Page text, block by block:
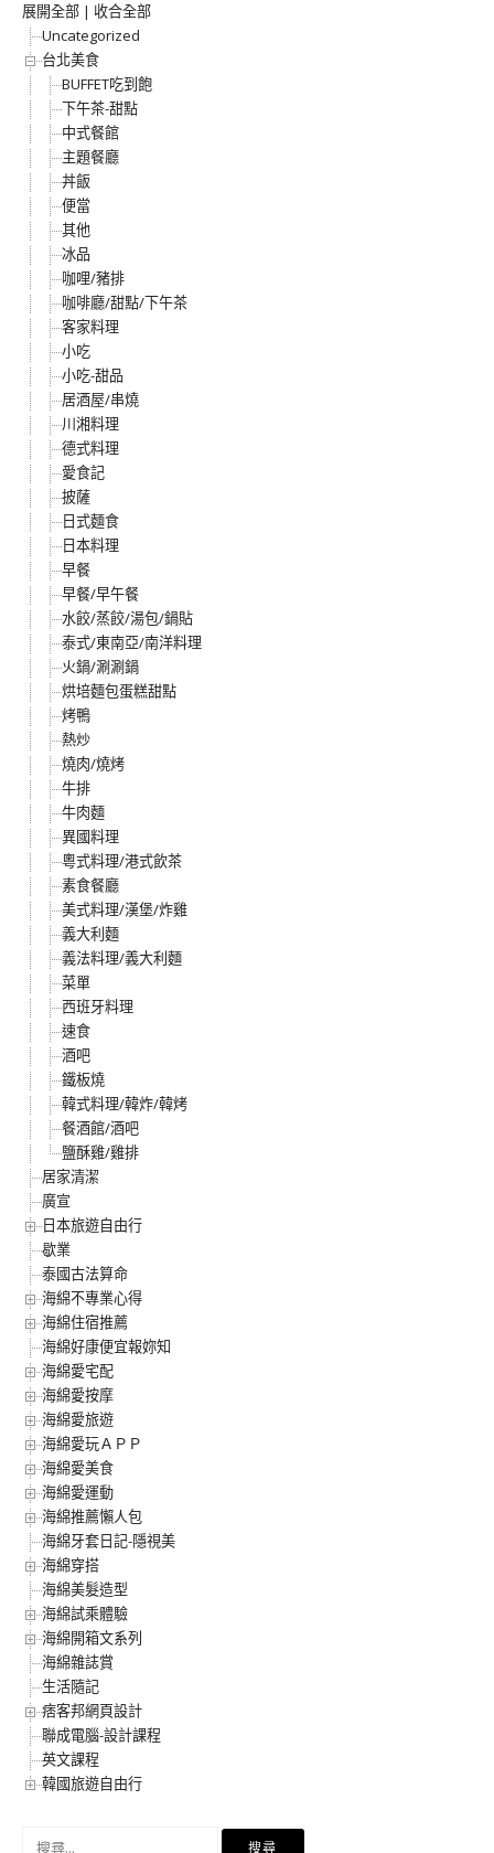
展開全部 | 收合全部
Uncategorized
台北美食
BUFFET吃到飽
下午茶-甜點
中式餐館
主題餐廳
丼飯
便當
其他
冰品
咖哩/豬排
咖啡廳/甜點/下午茶
客家料理
小吃
小吃-甜品
居酒屋/串燒
川湘料理
德式料理
愛食記
披薩
日式麵食
日本料理
早餐
早餐/早午餐
水餃/蒸餃/湯包/鍋貼
泰式/東南亞/南洋料理
火鍋/涮涮鍋
烘培麵包蛋糕甜點
烤鴨
熱炒
燒肉/燒烤
牛排
牛肉麵
異國料理
粵式料理/港式飲茶
素食餐廳
美式料理/漢堡/炸雞
義大利麵
義法料理/義大利麵
菜單
西班牙料理
速食
酒吧
鐵板燒
韓式料理/韓炸/韓烤
餐酒館/酒吧
鹽酥雞/雞排
居家清潔
廣宣
日本旅遊自由行
歇業
泰國古法算命
海綿不專業心得
海綿住宿推薦
海綿好康便宜報妳知
海綿愛宅配
海綿愛按摩
海綿愛旅遊
海綿愛玩ＡＰＰ
海綿愛美食
海綿愛運動
海綿推薦懶人包
海綿牙套日記-隱視美
海綿穿搭
海綿美髮造型
海綿試乘體驗
海綿開箱文系列
海綿雜誌賞
生活隨記
痞客邦網頁設計
聯成電腦-設計課程
英文課程
韓國旅遊自由行